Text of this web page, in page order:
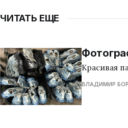
ЧИТАТЬ ЕЩЕ
Красивая
ВЛАДИМИР